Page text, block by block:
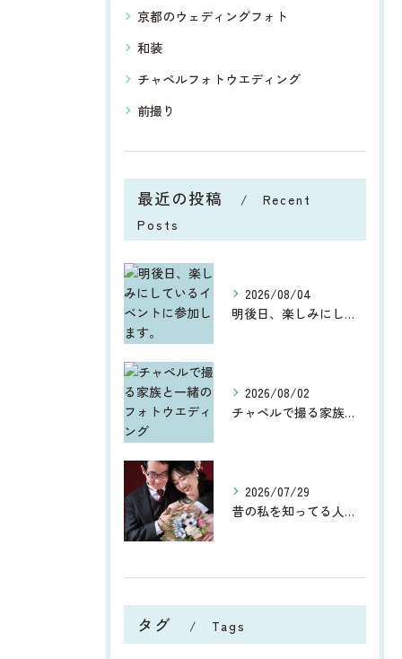
京都のウェディングフォト
和装
チャペルフォトウエディング
前撮り
最近の投稿
Recent
Posts
2026/08/04
明後日、楽しみにしているイベントに参加します。
2026/08/02
チャペルで撮る家族と一緒のフォトウエディング
2026/07/29
昔の私を知ってる人からしたら、今、お宮参りや七五三、ウエディ...
タグ Tags